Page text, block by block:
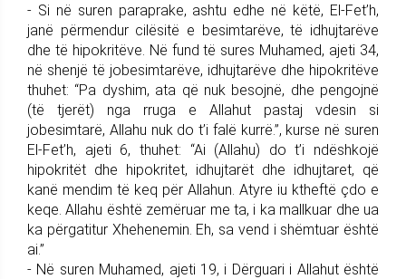
- Si në suren paraprake, ashtu edhe në këtë, El-Fet’h,
janë përmendur cilësitë e besimtarëve, të idhujtarëve
dhe të hipokritëve. Në fund të sures Muhamed, ajeti 34,
në shenjë të jobesimtarëve, idhujtarëve dhe hipokritëve
thuhet: “Pa dyshim, ata që nuk besojnë, dhe pengojnë
(të tjerët) nga rruga e Allahut pastaj vdesin si
jobesimtarë, Allahu nuk do t’i falë kurrë.”, kurse në suren
El-Fet’h, ajeti 6, thuhet: “Ai (Allahu) do t’i ndëshkojë
hipokritët dhe hipokritet, idhujtarët dhe idhujtaret, që
kanë mendim të keq për Allahun. Atyre iu ktheftë çdo e
keqe. Allahu është zemëruar me ta, i ka mallkuar dhe ua
ka përgatitur Xhehenemin. Eh, sa vend i shëmtuar është
ai.”
- Në suren Muhamed, ajeti 19, i Dërguari i Allahut është